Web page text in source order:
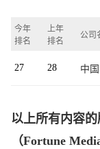
今年
排名
上年
排名
公司
27 28 中
以上所有内容
（Fortune